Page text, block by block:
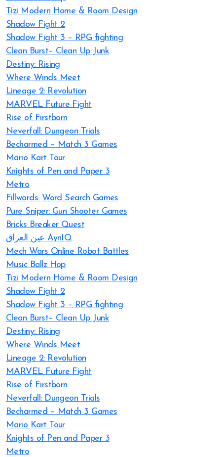
Tizi Modern Home & Room Design
Shadow Fight 2
Shadow Fight 3 – RPG fighting
Clean Burst– Clean Up Junk
Destiny: Rising
Where Winds Meet
Lineage 2: Revolution
MARVEL Future Fight
Rise of Firstborn
Neverfall: Dungeon Trials
Becharmed – Match 3 Games
Mario Kart Tour
Knights of Pen and Paper 3
Metro
Fillwords: Word Search Games
Pure Sniper: Gun Shooter Games
Bricks Breaker Quest
عين العراق AynIQ
Mech Wars Online Robot Battles
Music Ballz Hop
Tizi Modern Home & Room Design
Shadow Fight 2
Shadow Fight 3 – RPG fighting
Clean Burst– Clean Up Junk
Destiny: Rising
Where Winds Meet
Lineage 2: Revolution
MARVEL Future Fight
Rise of Firstborn
Neverfall: Dungeon Trials
Becharmed – Match 3 Games
Mario Kart Tour
Knights of Pen and Paper 3
Metro